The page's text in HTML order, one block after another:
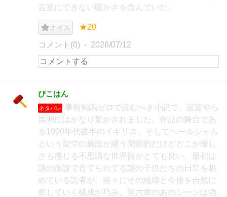
言葉にできない暖かさを含んでいた。
ナイス ★20
コメント(0) 2026/07/12
ぴこはん
ネタバレ
事前知識ゼロで読むべき小説で、設定やら
展開にはかなり驚かされました。作品の舞台であ
る1900年代後半のイギリス、そしてヘールシャム
という架空の施設が纏う閉鎖的だけどどこか優し
さも感じる不思議な世界観がとても良い。最初は
謎の施設で育てられてる謎の子供たちの日常を眺
めている読者が、徐々にその経緯と今後を自然に
察していく構成が巧み。第六章のあのシーンは物